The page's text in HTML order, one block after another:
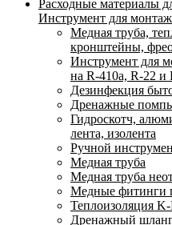
Расходные материалы
Инструмент для
Медная труба,
кронштейны,
Инструмент для
на R-410а, R-22 и
Дезинфекция
Дренажные
Гидроскотч,
лента, изолента
Ручной
Медная труба
Медная труба
Медные фитинги
Теплоизоляция
Дренажный